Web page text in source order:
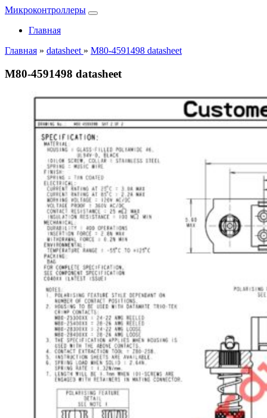
Микроконтроллеры
Главная
Главная » datasheet » M80-4591498 datasheet
M80-4591498 datasheet